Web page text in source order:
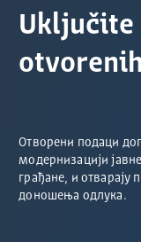
Uključite
Отворени подаци
модернизацији
грађане, и отварају
доношења одлука.